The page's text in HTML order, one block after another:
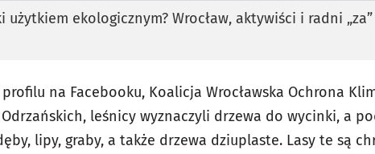
użytkiem ekologicznym? Wrocław, aktywiści i radni „za”
na Facebooku, Koalicja Wrocławska Ochrona
Odrzańskich, leśnicy wyznaczyli drzewa do wycinki, a
lipy, graby, a także drzewa dziuplaste. Lasy te są